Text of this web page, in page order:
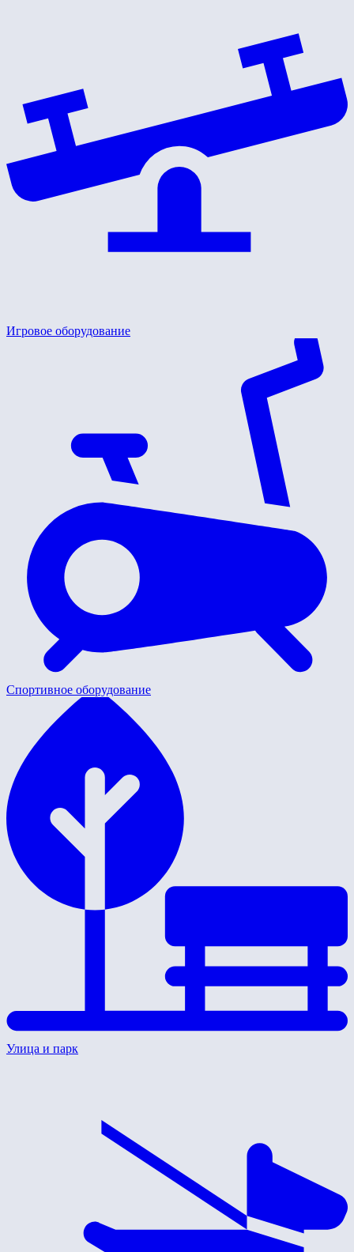
Игровое оборудование
Спортивное оборудование
Улица и парк